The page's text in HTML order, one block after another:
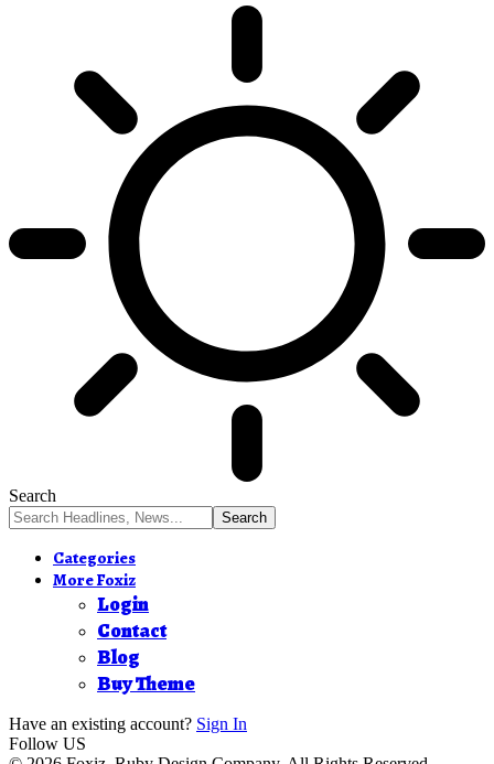
Search
Categories
More Foxiz
Login
Contact
Blog
Buy Theme
Have an existing account? Sign In
Follow US